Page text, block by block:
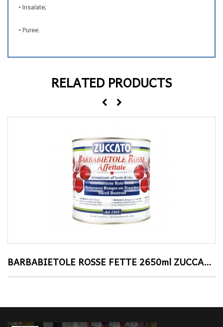
• Insalate;
• Puree.
RELATED PRODUCTS
BARBABIETOLE ROSSE FETTE 2650ml ZUCCATO